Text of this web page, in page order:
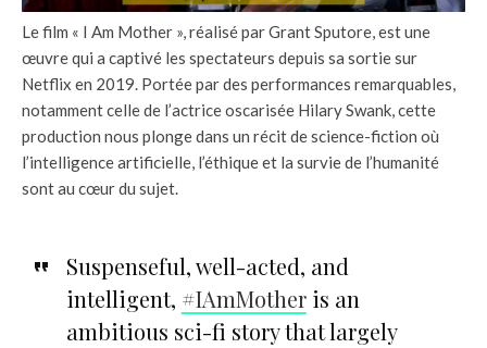
Le film « I Am Mother », réalisé par Grant Sputore, est une
œuvre qui a captivé les spectateurs depuis sa sortie sur
Netflix en 2019. Portée par des performances remarquables,
notamment celle de l’actrice oscarisée Hilary Swank, cette
production nous plonge dans un récit de science-fiction où
l’intelligence artificielle, l’éthique et la survie de l’humanité
sont au cœur du sujet.
Suspenseful, well-acted, and
intelligent, #IAmMotheris an
ambitious sci-fi story that largely